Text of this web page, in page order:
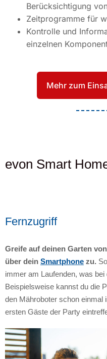
Berücksichtigung
Zeitprogramme für
Kontrolle und
einzelnen
Mehr zum
evon Smart
Fernzugriff
Greife auf deinen Garten
über dein Smartphone zu.
immer am Laufenden, was
Beispielsweise kannst du die
den Mähroboter schon einmal
ersten Gäste der Party